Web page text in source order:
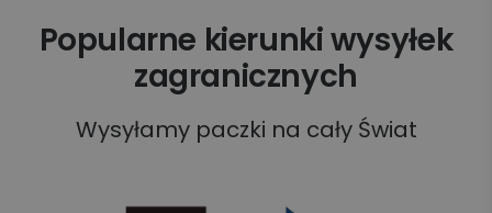
Popularne kierunki wysyłek
zagranicznych
Wysyłamy paczki na cały Świat